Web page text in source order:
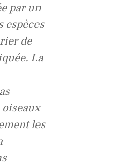
par un
espèces
de
La
les